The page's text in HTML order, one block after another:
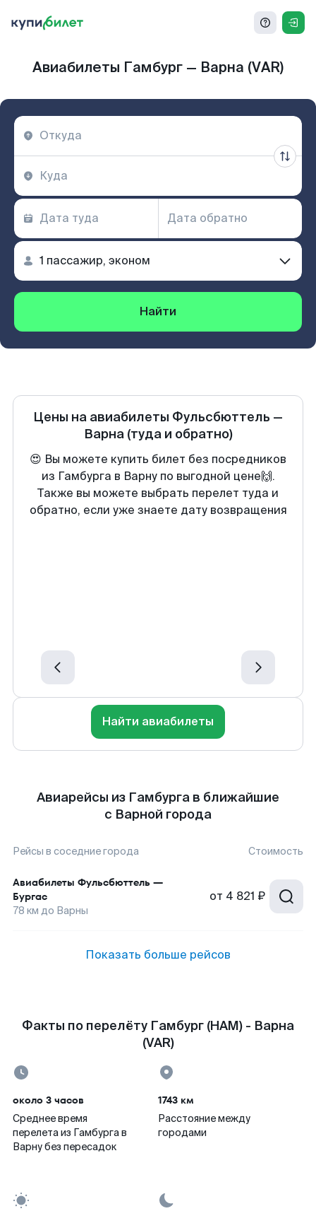
Авиабилеты Гамбург — Варна (VAR)
Найти
Цены на авиабилеты Фульсбюттель —
Варна (туда и обратно)
😍 Вы можете купить билет без посредников
из Гамбурга в Варну по выгодной цене🙌.
Также вы можете выбрать перелет туда и
обратно, если уже знаете дату возвращения
Найти авиабилеты
Авиарейсы из Гамбурга в ближайшие
с Варной города
Рейсы в соседние города Стоимость
Авиабилеты Фульсбюттель —
Бургас
78 км до Варны
от 4 821 ₽
Показать больше рейсов
Факты по перелёту Гамбург (HAM) - Варна
(VAR)
около 3 часов
Среднее время
перелета из Гамбурга в
Варну без пересадок
1743 км
Расстояние между
городами